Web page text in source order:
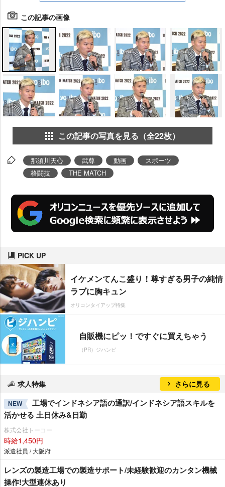
この記事の画像
この記事の写真を見る（全22枚）
那須川天心 武尊 動画
スポーツ
格闘技
THE MATCH
PICK UP
イケメンてんこ盛り！尊すぎる男子の純情
ラブに胸キュン
オリコンタイアップ特集
自販機にピッ！ですぐに買えちゃう
（PR）ジハンピ
求人特集 さらに見る
NEW
工場でインドネシア語の通訳/インドネシア語スキルを
活かせる 土日休み&日勤
株式会社トーコー
時給1,450円
派遣社員 / 大阪府
レンズの製造工場での製造サポート/未経験歓迎のカンタン機械
操作!大型連休あり